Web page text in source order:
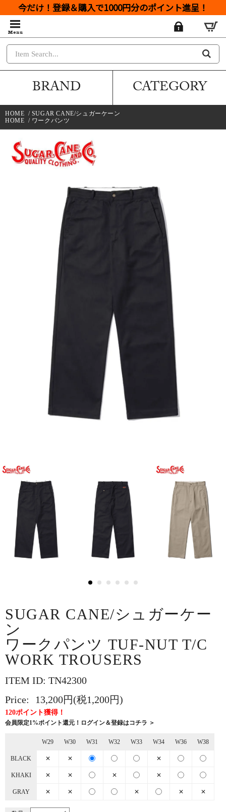
今だけ！登録＆購入で1000円分のポイント進呈！
BRAND CATEGORY
HOME / SUGAR CANE/シュガーケーン
HOME / ワークパンツ
SUGAR CANE/シュガーケー
ン
ワークパンツ TUF-NUT T/C
WORK TROUSERS
ITEM ID: TN42300
Price:
13,200円(税1,200円)
120ポイント獲得！
会員限定1%ポイント還元！ログイン＆登録はコチラ ＞
W29 W30 W31 W32 W33 W34 W36 W38
BLACK ✕ ✕ ✕
KHAKI ✕ ✕ ✕ ✕
GRAY ✕ ✕ ✕ ✕ ✕